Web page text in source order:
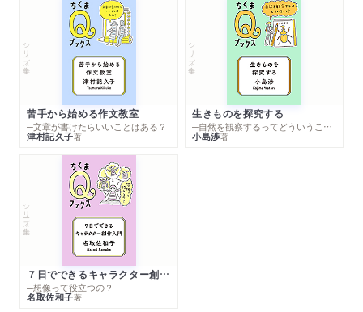
シリーズ・全集
苦手から始める作文教室
─文章が書けたらいいことはある？
津村記久子著
シリーズ・全集
生きものを探究する
─自然を観察するってどういうこと？
小島渉著
シリーズ・全集
７日でできるキャラクター創作入門
─想像って役立つの？
名取佐和子著